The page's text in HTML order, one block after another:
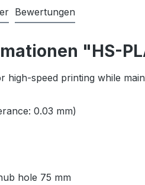
Bewertungen
"HS-
high-speed printing while
0.03 mm)
hole 75 mm